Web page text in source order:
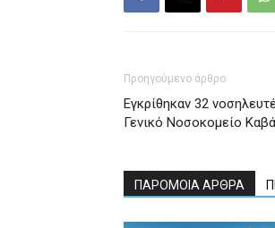
Προηγούμενο άρθρο
Εγκρίθηκαν 32
Γενικό Νοσοκομείο
ΠΑΡΟΜΟΙΑ ΑΡΘΡΑ